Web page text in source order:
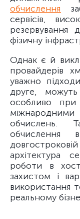
обчислення
сервісів,
резервування
фізичну
Однак є й
провайдерів
уважно
друге,
особливо
обчислень.
обчислення
архітектура
роботи в
захистом і
використання
реальному